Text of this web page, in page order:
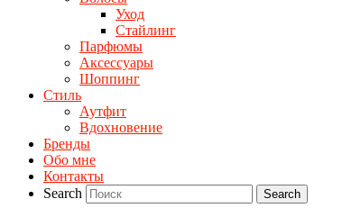
Уход
Стайлинг
Парфюмы
Аксессуары
Шоппинг
Стиль
Аутфит
Вдохновение
Бренды
Обо мне
Контакты
Search